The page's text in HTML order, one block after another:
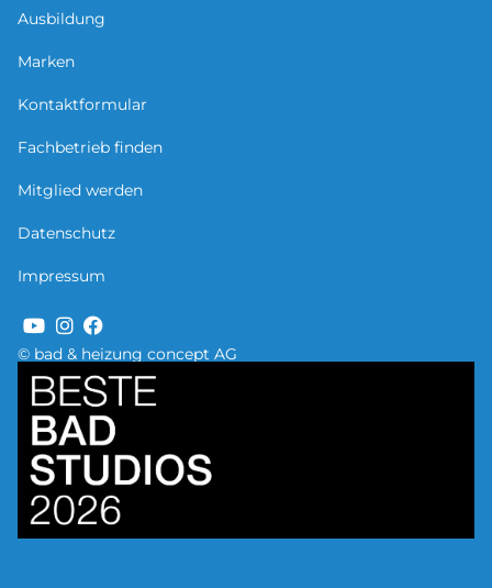
© bad & heizung concept AG
Ausbildung
Marken
Kontaktformular
Fachbetrieb finden
Mitglied werden
Datenschutz
Impressum